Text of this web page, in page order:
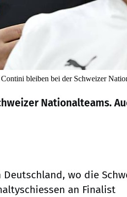
bleiben bei der Schweizer
Nationalteams.
wo die
an Finalist